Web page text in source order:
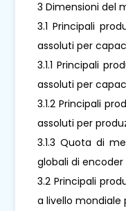
3 Dimensioni del
3.1 Principali
assoluti per
3.1.1 Principali
assoluti per
3.1.2 Principali
assoluti per
3.1.3 Quota di
globali di
3.2 Principali
a livello